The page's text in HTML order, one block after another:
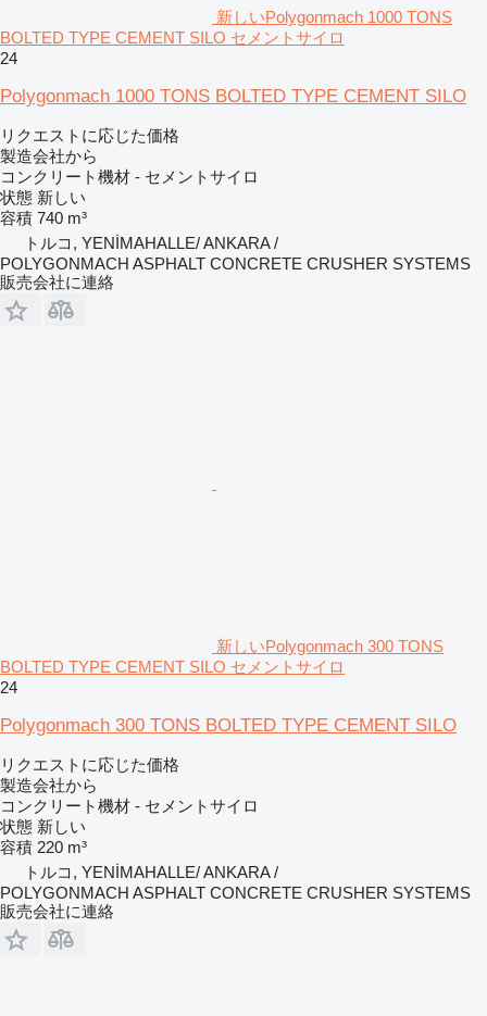
新しいPolygonmach 1000 TONS
BOLTED TYPE CEMENT SILO セメントサイロ
24
Polygonmach 1000 TONS BOLTED TYPE CEMENT SILO
リクエストに応じた価格
製造会社から
コンクリート機材 - セメントサイロ
状態 新しい
容積 740 m³
トルコ, YENİMAHALLE/ ANKARA /
POLYGONMACH ASPHALT CONCRETE CRUSHER SYSTEMS
販売会社に連絡
新しいPolygonmach 300 TONS
BOLTED TYPE CEMENT SILO セメントサイロ
24
Polygonmach 300 TONS BOLTED TYPE CEMENT SILO
リクエストに応じた価格
製造会社から
コンクリート機材 - セメントサイロ
状態 新しい
容積 220 m³
トルコ, YENİMAHALLE/ ANKARA /
POLYGONMACH ASPHALT CONCRETE CRUSHER SYSTEMS
販売会社に連絡